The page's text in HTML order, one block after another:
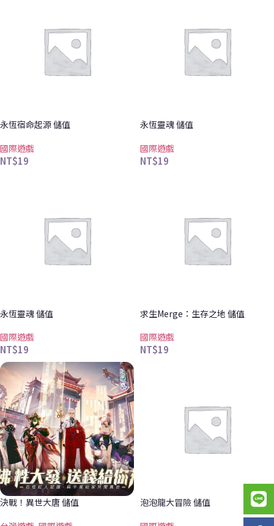
永恆宿命起源 儲值
國際遊戲
NT$19
永恆靈魂 儲值
國際遊戲
NT$19
永恆靈魂 儲值
國際遊戲
NT$19
求生Merge：生存之地 儲值
國際遊戲
NT$19
決戰！異世大唐 儲值
泡泡龍大冒險 儲值